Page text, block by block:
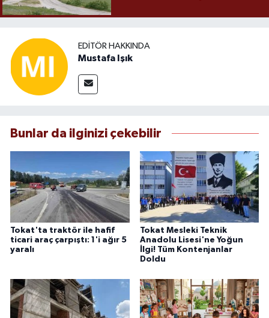
EDITÖR HAKKINDA
Mustafa Işık
Bunlar da ilginizi çekebilir
Tokat'ta traktör ile hafif
ticari araç çarpıştı: 1'i ağır 5
yaralı
Tokat Mesleki Teknik
Anadolu Lisesi'ne Yoğun
İlgi! Tüm Kontenjanlar
Doldu